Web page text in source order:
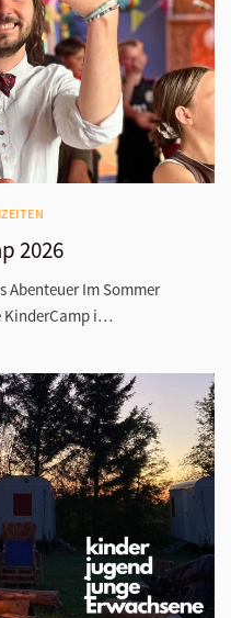
2026
Abenteuer Im Sommer
KinderCamp i…